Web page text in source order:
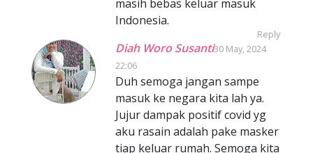
masih bebas keluar masuk
Indonesia.
Reply
Diah Woro Susanti30 May, 2024
22:06
Duh semoga jangan sampe
masuk ke negara kita lah ya.
Jujur dampak positif covid yg
aku rasain adalah pake masker
tiap keluar rumah. Semoga kita